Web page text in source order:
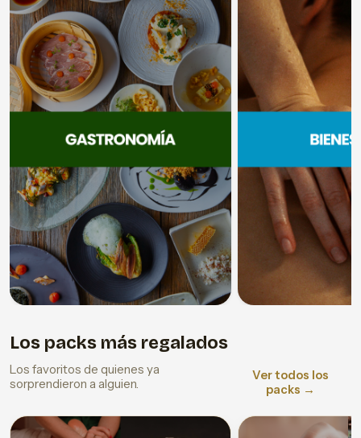
Los packs más regalados
Los favoritos de quienes ya
sorprendieron a alguien.
Ver todos los
packs →